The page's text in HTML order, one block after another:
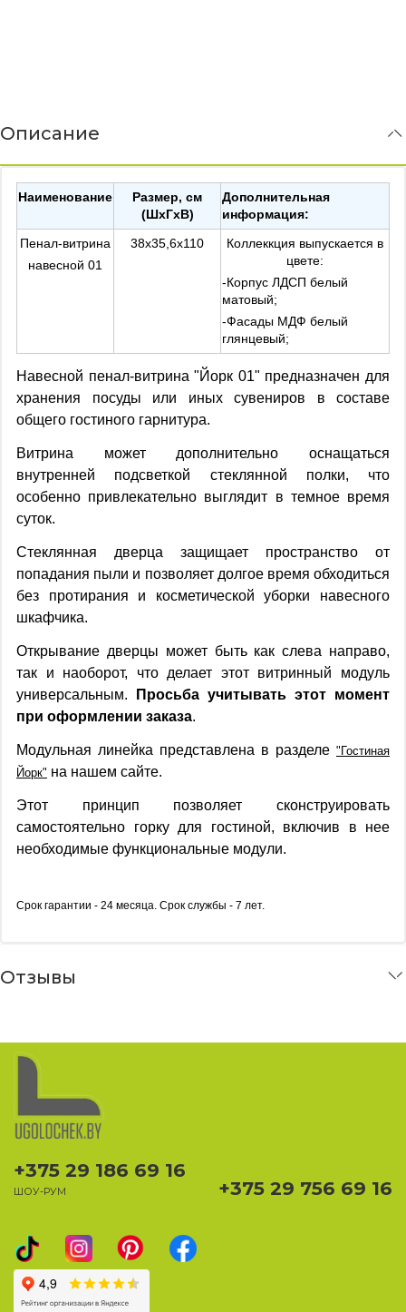
Описание
Наименование
Размер, см
(ШхГхВ)
Дополнительная
информация:
Пенал-витрина
навесной 01
38х35,6х110
Коллеккция выпускается в
цвете:
-Корпус ЛДСП белый
матовый;
-Фасады МДФ белый
глянцевый;
Навесной пенал-витрина "Йорк 01" предназначен для
хранения посуды или иных сувениров в составе
общего гостиного гарнитура.
Витрина может дополнительно оснащаться
внутренней подсветкой стеклянной полки, что
особенно привлекательно выглядит в темное время
суток.
Стеклянная дверца защищает пространство от
попадания пыли и позволяет долгое время обходиться
без протирания и косметической уборки навесного
шкафчика.
Открывание дверцы может быть как слева направо,
так и наоборот, что делает этот витринный модуль
универсальным.
Просьба учитывать этот момент
при оформлении заказа.
Модульная линейка представлена в разделе "Гостиная
Йорк" на нашем сайте.
Этот принцип позволяет сконструировать
самостоятельно горку для гостиной, включив в нее
необходимые функциональные модули.
Срок гарантии - 24 месяца. Срок службы - 7 лет.
Отзывы
+375 29 186 69 16
ШОУ-РУМ +375 29 756 69 16